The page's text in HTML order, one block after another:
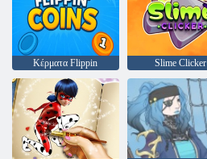
Κέρματα Flippin Slime Clicker